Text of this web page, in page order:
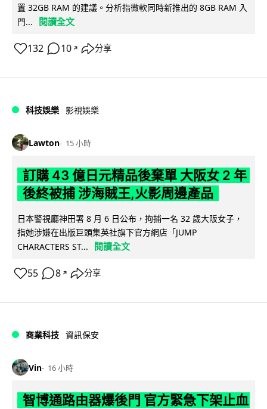
置 32GB RAM 的建議。分析指微軟同時新推出的 8GB RAM 入
門...
閱讀全文
132 10 ↗ 分享
科技娛樂 影視娛樂
Lawton 15 小時
訂購 43 億日元精品後棄單 大阪女 2 年
後終被捕 涉海賊王,火影周邊產品
日本警視廳神田署 8 月 6 日公布，拘捕一名 32 歲大阪女子，
指她涉嫌在出版巨頭集英社旗下官方網店「JUMP
CHARACTERS ST...
閱讀全文
55 8 ↗ 分享
商業科技 資訊保安
Vin 16 小時
智博通路由器爆後門 官方緊急下架止血